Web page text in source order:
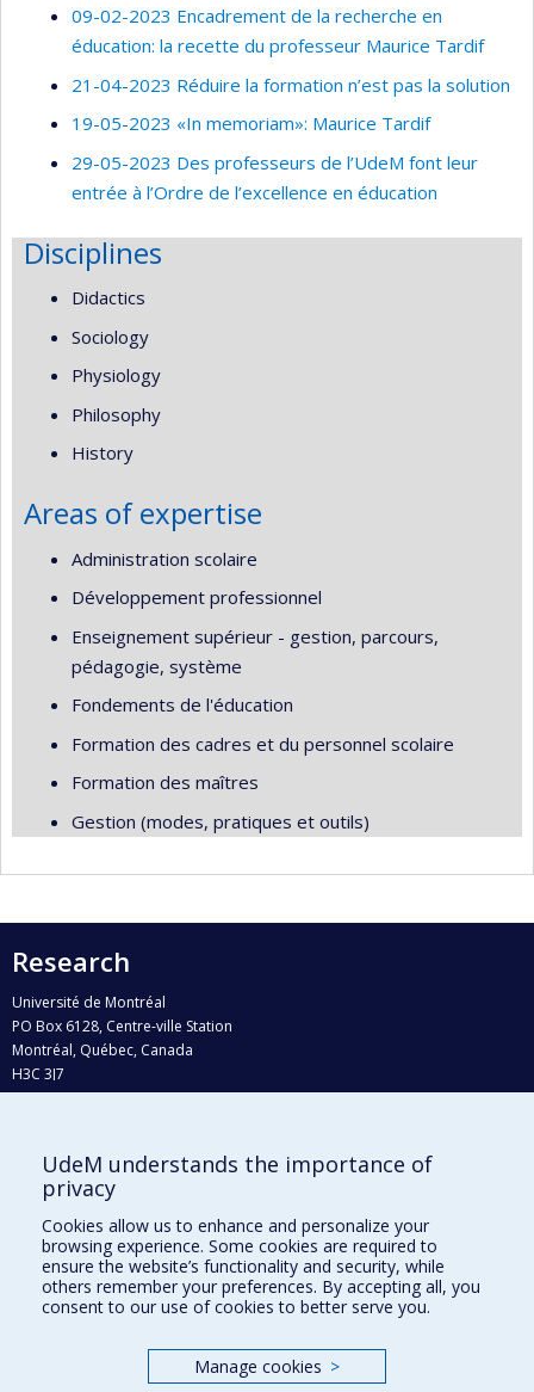
09-02-2023 Encadrement de la recherche en
éducation: la recette du professeur Maurice Tardif
21-04-2023 Réduire la formation n’est pas la solution
19-05-2023 «In memoriam»: Maurice Tardif
29-05-2023 Des professeurs de l’UdeM font leur
entrée à l’Ordre de l’excellence en éducation
Disciplines
Didactics
Sociology
Physiology
Philosophy
History
Areas of expertise
Administration scolaire
Développement professionnel
Enseignement supérieur - gestion, parcours,
pédagogie, système
Fondements de l'éducation
Formation des cadres et du personnel scolaire
Formation des maîtres
Gestion (modes, pratiques et outils)
Research
Université de Montréal
PO Box 6128, Centre-ville Station
Montréal, Québec, Canada
H3C 3J7
Who does what?
Find us
Site map
Accessibility
UdeM understands the importance of
privacy
Cookies allow us to enhance and personalize your
browsing experience. Some cookies are required to
ensure the website’s functionality and security, while
others remember your preferences. By accepting all, you
consent to our use of cookies to better serve you.
Manage cookies >